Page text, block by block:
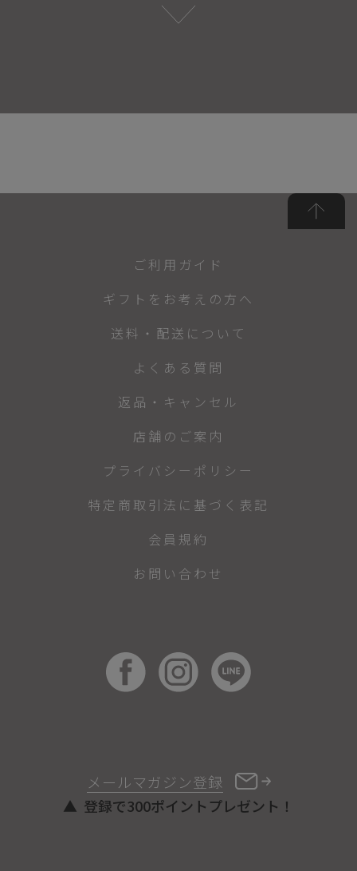
メールマガジン登録
登録で300ポイントプレゼント！
ご利用ガイド
ギフトをお考えの方へ
送料・配送について
よくある質問
返品・キャンセル
店舗のご案内
プライバシーポリシー
特定商取引法に基づく表記
会員規約
お問い合わせ